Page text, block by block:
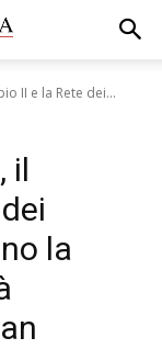
II e la Rete dei...
il
la